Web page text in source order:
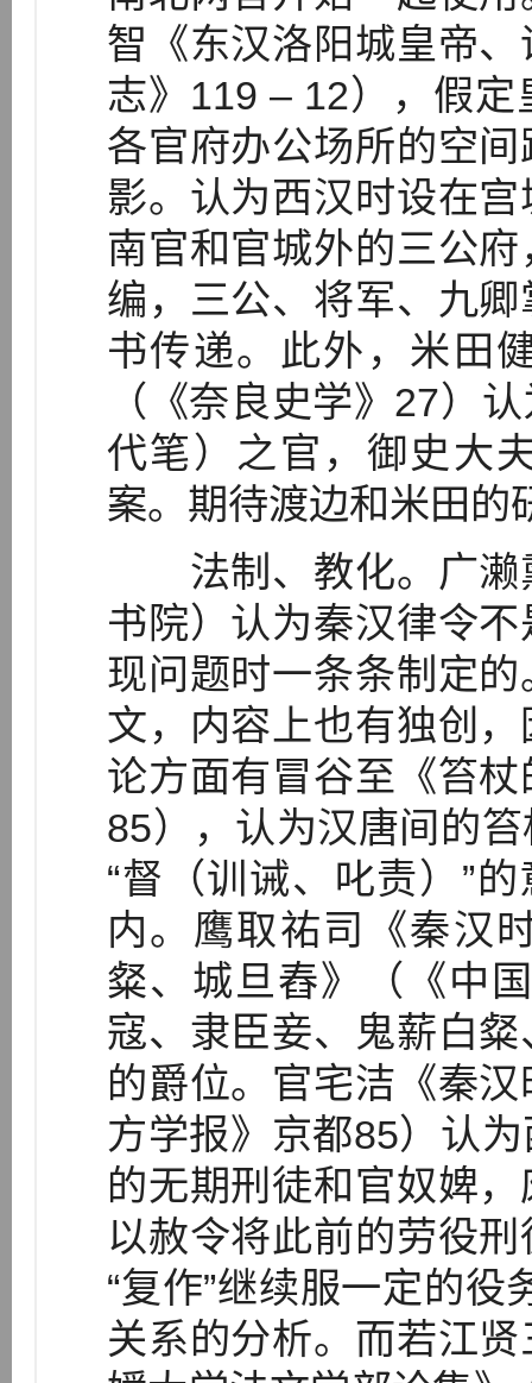
智《东汉洛阳城皇帝
志》119 – 12），假
各官府办公场所的空
影。认为西汉时设在
南官和官城外的三公
编，三公、将军、九
书传递。此外，米田
（《奈良史学》27）
代笔）之官，御史大
案。期待渡边和米田的
法制、教化。广濑
书院）认为秦汉律令
现问题时一条条制定
文，内容上也有独创
论方面有冒谷至《笞
85），认为汉唐间的
“督（训诫、叱责）”
内。鹰取祐司《秦汉
粲、城旦舂》（《中
寇、隶臣妾、鬼薪白
的爵位。官宅洁《秦
方学报》京都85）认
的无期刑徒和官奴婢
以赦令将此前的劳役
“复作”继续服一定的役
关系的分析。而若江